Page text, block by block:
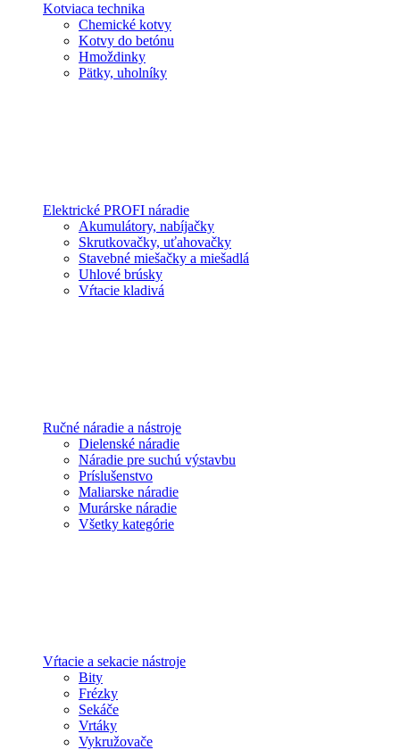
Kotviaca technika
Chemické kotvy
Kotvy do betónu
Hmoždinky
Pätky, uholníky
Elektrické PROFI náradie
Akumulátory, nabíjačky
Skrutkovačky, uťahovačky
Stavebné miešačky a miešadlá
Uhlové brúsky
Vŕtacie kladivá
Ručné náradie a nástroje
Dielenské náradie
Náradie pre suchú výstavbu
Príslušenstvo
Maliarske náradie
Murárske náradie
Všetky kategórie
Vŕtacie a sekacie nástroje
Bity
Frézky
Sekáče
Vrtáky
Vykružovače